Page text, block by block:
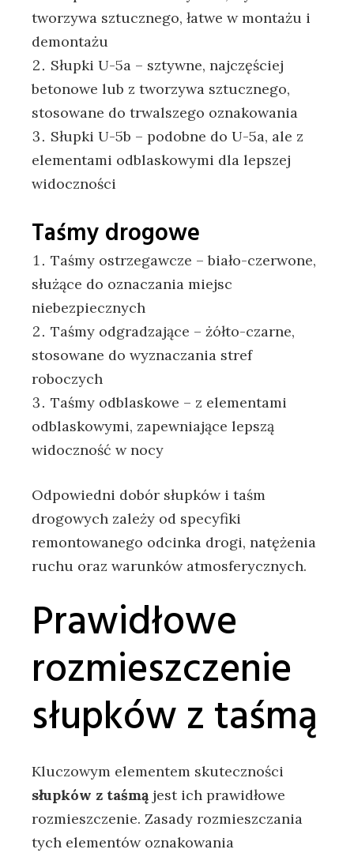
tworzywa sztucznego, łatwe w montażu i
demontażu
Słupki U-5a – sztywne, najczęściej
betonowe lub z tworzywa sztucznego,
stosowane do trwalszego oznakowania
Słupki U-5b – podobne do U-5a, ale z
elementami odblaskowymi dla lepszej
widoczności
Taśmy drogowe
Taśmy ostrzegawcze – biało-czerwone,
służące do oznaczania miejsc
niebezpiecznych
Taśmy odgradzające – żółto-czarne,
stosowane do wyznaczania stref
roboczych
Taśmy odblaskowe – z elementami
odblaskowymi, zapewniające lepszą
widoczność w nocy
Odpowiedni dobór słupków i taśm
drogowych zależy od specyfiki
remontowanego odcinka drogi, natężenia
ruchu oraz warunków atmosferycznych.
Prawidłowe
rozmieszczenie
słupków z taśmą
Kluczowym elementem skuteczności
słupków z taśmąjest ich prawidłowe
rozmieszczenie. Zasady rozmieszczania
tych elementów oznakowania